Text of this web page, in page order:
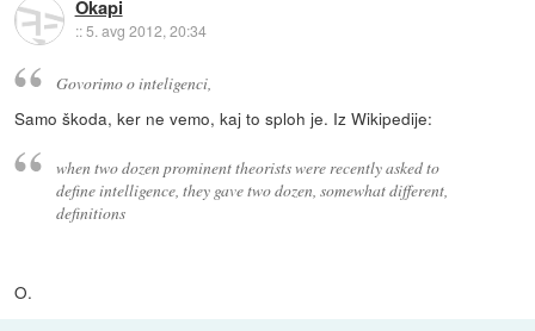
Okapi
::5. avg 2012, 20:34
Govorimo o inteligenci,
Samo škoda, ker ne vemo, kaj to sploh je. Iz Wikipedije:
when two dozen prominent theorists were recently asked to
define intelligence, they gave two dozen, somewhat different,
definitions
O.